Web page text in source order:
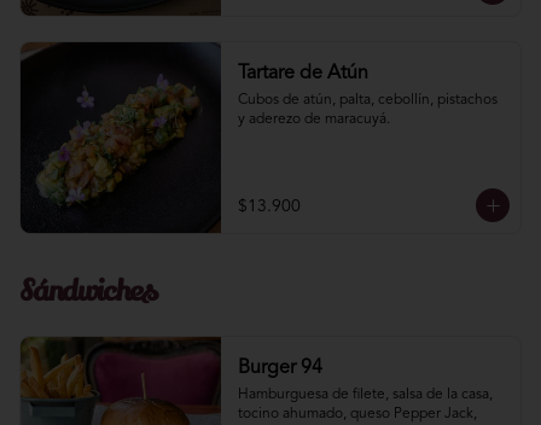
Tartare de Atún
Cubos de atún, palta, cebollín, pistachos
y aderezo de maracuyá.
$13.900
Sándwiches
Burger 94
Hamburguesa de filete, salsa de la casa,
tocino ahumado, queso Pepper Jack,